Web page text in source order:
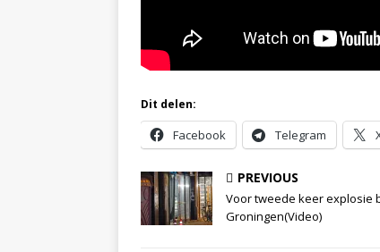
Dit delen:
Facebook Telegram
PREVIOUS
Voor tweede keer explosie
Groningen(Video)